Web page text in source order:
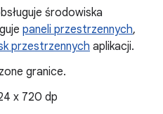
środowiska
paneli przestrzennych,
przestrzennych aplikacji.
granice.
x 720 dp